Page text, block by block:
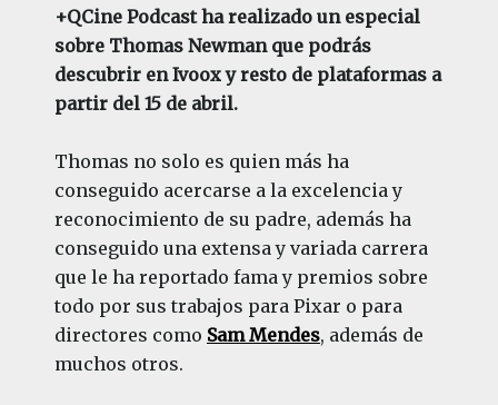
+QCine Podcast ha realizado un especial
sobre Thomas Newman que podrás
descubrir en Ivoox y resto de plataformas a
partir del 15 de abril.
Thomas no solo es quien más ha
conseguido acercarse a la excelencia y
reconocimiento de su padre, además ha
conseguido una extensa y variada carrera
que le ha reportado fama y premios sobre
todo por sus trabajos para Pixar o para
directores como Sam Mendes, además de
muchos otros.